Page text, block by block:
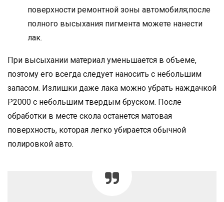
поверхности ремонтной зоны автомобиля;после
полного высыхания пигмента можете нанести
лак.
При высыхании материал уменьшается в объеме,
поэтому его всегда следует наносить с небольшим
запасом. Излишки даже лака можно убрать наждачкой
Р2000 с небольшим твердым бруском. После
обработки в месте скола останется матовая
поверхность, которая легко убирается обычной
полировкой авто.